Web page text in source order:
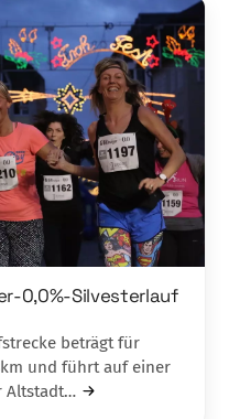
0,0%-Silvesterlauf
beträgt für
und führt auf einer
Altstadt…